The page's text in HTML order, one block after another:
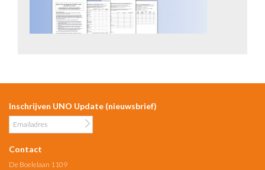
Inschrijven UNO Update (nieuwsbrief)
Contact
De Boelelaan 1109